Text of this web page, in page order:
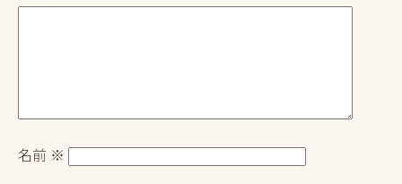
名前 ※